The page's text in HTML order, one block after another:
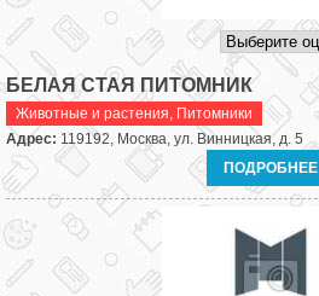
БЕЛАЯ СТАЯ ПИТОМНИК
Животные и растения, Питомники
Адрес: 119192, Москва, ул. Винницкая, д. 5
ПОДРОБНЕЕ